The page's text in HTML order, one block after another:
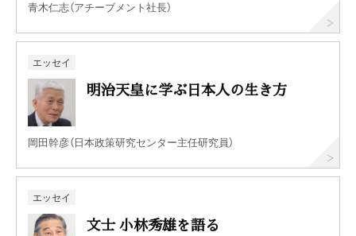
青木仁志（アチーブメント社長）
エッセイ
明治天皇に学ぶ日本人の生き方
岡田幹彦（日本政策研究センター主任研究員）
エッセイ
文士 小林秀雄を語る